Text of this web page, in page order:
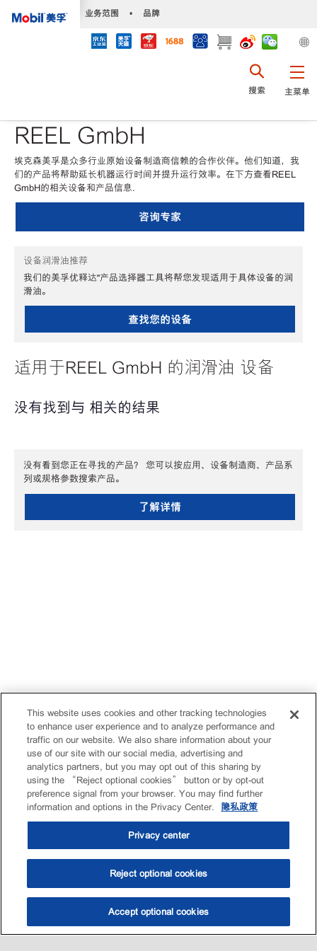
业务范围 • 品牌
主菜单
搜索
选油助手 查找门店
REEL GmbH
埃克森美孚是众多行业原始设备制造商信赖的合作伙伴。他们知道，我
们的产品将帮助延长机器运行时间并提升运行效率。在下方查看REEL
GmbH的相关设备和产品信息.
咨询专家
设备润滑油推荐
我们的美孚优释达℠产品选择器工具将帮您发现适用于具体设备的润
滑油。
查找您的设备
适用于REEL GmbH 的润滑油 设备
没有找到与 相关的结果
没有看到您正在寻找的产品？ 您可以按应用、设备制造商、产品系
列或规格参数搜索产品。
了解详情
This website uses cookies and other tracking technologies
to enhance user experience and to analyze performance and
traffic on our website. We also share information about your
use of our site with our social media, advertising and
analytics partners, but you may opt out of this sharing by
using the “Reject optional cookies” button or by opt-out
preference signal from your browser. You may find further
information and options in the Privacy Center.
隐私政策
Privacy center
Reject optional cookies
Accept optional cookies